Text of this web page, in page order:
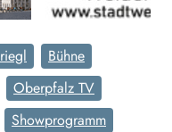
Bühne
Oberpfalz TV
Showprogramm